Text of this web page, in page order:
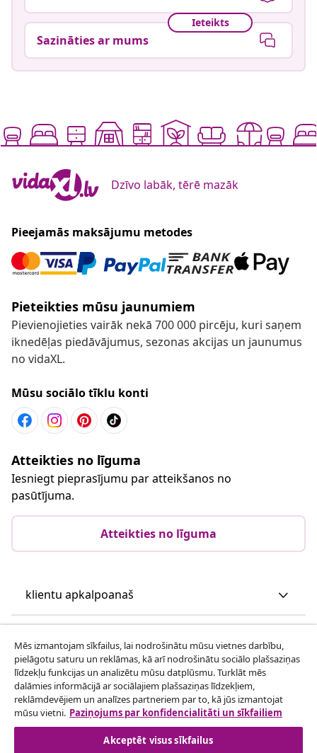
Ieteikts
Sazināties ar mums
Dzīvo labāk, tērē mazāk
Pieejamās maksājumu metodes
Pieteikties mūsu jaunumiem
Pievienojieties vairāk nekā 700 000 pircēju, kuri saņem
iknedēļas piedāvājumus, sezonas akcijas un jaunumus
no vidaXL.
Mūsu sociālo tīklu konti
Atteikties no līguma
Iesniegt pieprasījumu par atteikšanos no
pasūtījuma.
Atteikties no līguma
klientu apkalpoanaš
vidaXL
Apskatiet vairāk
Mēs izmantojam sīkfailus, lai nodrošinātu mūsu vietnes darbību,
pielāgotu saturu un reklāmas, kā arī nodrošinātu sociālo plašsaziņas
līdzekļu funkcijas un analizētu mūsu datplūsmu. Turklāt mēs
dalāmies informācijā ar sociālajiem plašsaziņas līdzekļiem,
reklāmdevējiem un analīzes partneriem par to, kā jūs izmantojat
mūsu vietni. Paziņojums par konfidencialitāti un sīkfailiem
Akceptēt visus sīkfailus